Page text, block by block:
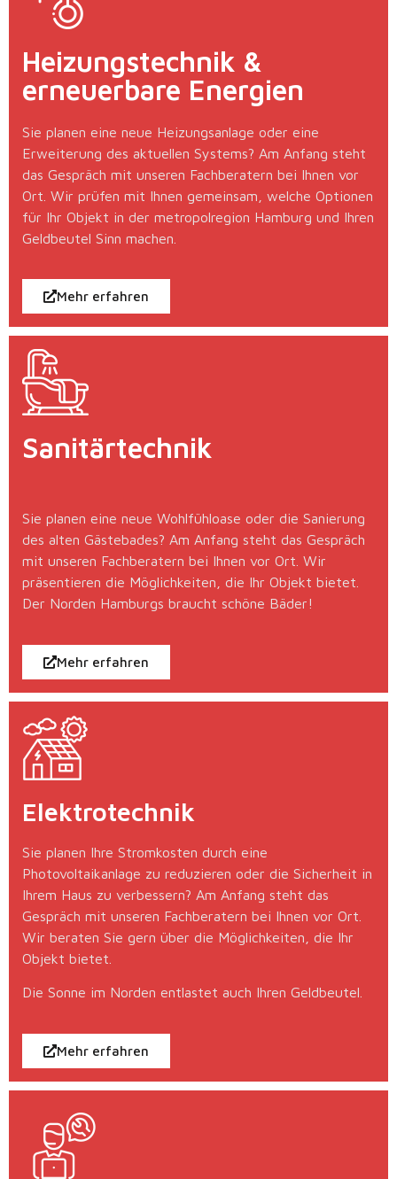
Heizungstechnik &
erneuerbare Energien
Sie planen eine neue Heizungsanlage oder eine
Erweiterung des aktuellen Systems? Am Anfang steht
das Gespräch mit unseren Fachberatern bei Ihnen vor
Ort. Wir prüfen mit Ihnen gemeinsam, welche Optionen
für Ihr Objekt in der metropolregion Hamburg und Ihren
Geldbeutel Sinn machen.
Mehr erfahren
Sanitärtechnik
Sie planen eine neue Wohlfühloase oder die Sanierung
des alten Gästebades? Am Anfang steht das Gespräch
mit unseren Fachberatern bei Ihnen vor Ort. Wir
präsentieren die Möglichkeiten, die Ihr Objekt bietet.
Der Norden Hamburgs braucht schöne Bäder!
Mehr erfahren
Elektrotechnik
Sie planen Ihre Stromkosten durch eine
Photovoltaikanlage zu reduzieren oder die Sicherheit in
Ihrem Haus zu verbessern? Am Anfang steht das
Gespräch mit unseren Fachberatern bei Ihnen vor Ort.
Wir beraten Sie gern über die Möglichkeiten, die Ihr
Objekt bietet.
Die Sonne im Norden entlastet auch Ihren Geldbeutel.
Mehr erfahren